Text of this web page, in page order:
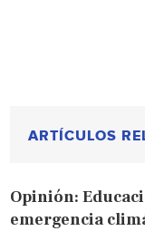
ARTÍCULOS
Opinión:
emergencia